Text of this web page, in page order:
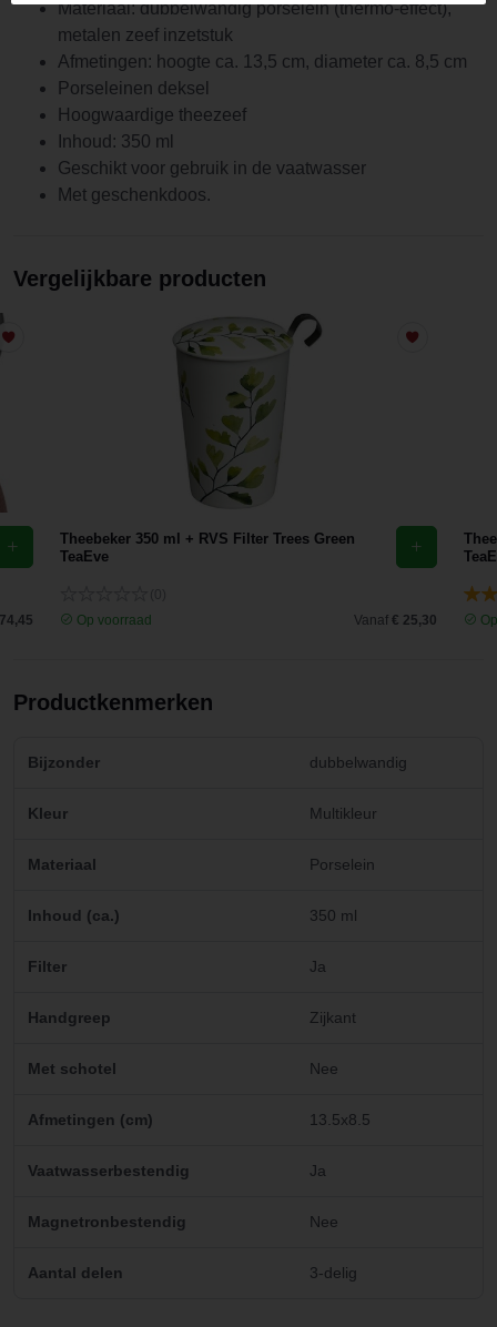
Materiaal: dubbelwandig porselein (thermo-effect),
metalen zeef inzetstuk
Afmetingen: hoogte ca. 13,5 cm, diameter ca. 8,5 cm
Porseleinen deksel
Hoogwaardige theezeef
Inhoud: 350 ml
Geschikt voor gebruik in de vaatwasser
Met geschenkdoos.
Vergelijkbare producten
Theebeker 350 ml + RVS Filter Trees Green
TeaEve
Op voorraad
Vanaf € 25,30
Productkenmerken
Bijzonder dubbelwandig
Kleur Multikleur
Materiaal Porselein
Inhoud (ca.) 350 ml
Filter Ja
Handgreep Zijkant
Met schotel Nee
Afmetingen (cm) 13.5x8.5
Vaatwasserbestendig Ja
Magnetronbestendig Nee
Aantal delen 3-delig